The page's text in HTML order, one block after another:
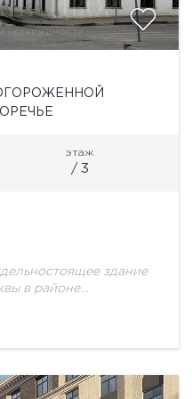
этаж
/ 3
здание
в районе
19 века, но не